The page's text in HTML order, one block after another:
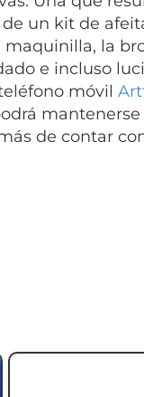
de un kit de
la
e incluso
móvil
de contar